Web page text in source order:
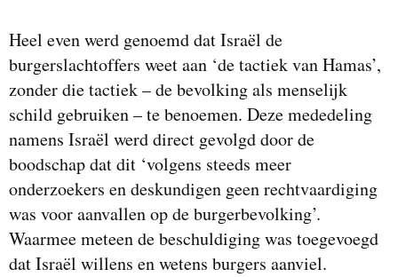
Heel even werd genoemd dat Israël de
burgerslachtoffers weet aan ‘de tactiek van Hamas’,
zonder die tactiek – de bevolking als menselijk
schild gebruiken – te benoemen. Deze mededeling
namens Israël werd direct gevolgd door de
boodschap dat dit ‘volgens steeds meer
onderzoekers en deskundigen geen rechtvaardiging
was voor aanvallen op de burgerbevolking’.
Waarmee meteen de beschuldiging was toegevoegd
dat Israël willens en wetens burgers aanviel.